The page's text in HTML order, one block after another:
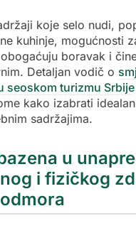
koje selo nudi,
kuhinje, mogućnosti
boravak i
Detaljan vodič o
seoskom turizmu Srbije
kako izabrati
sadržajima.
u
i fizičkog